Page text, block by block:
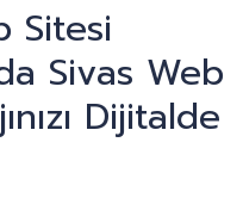
Sitesi
Sivas Web
Dijitalde